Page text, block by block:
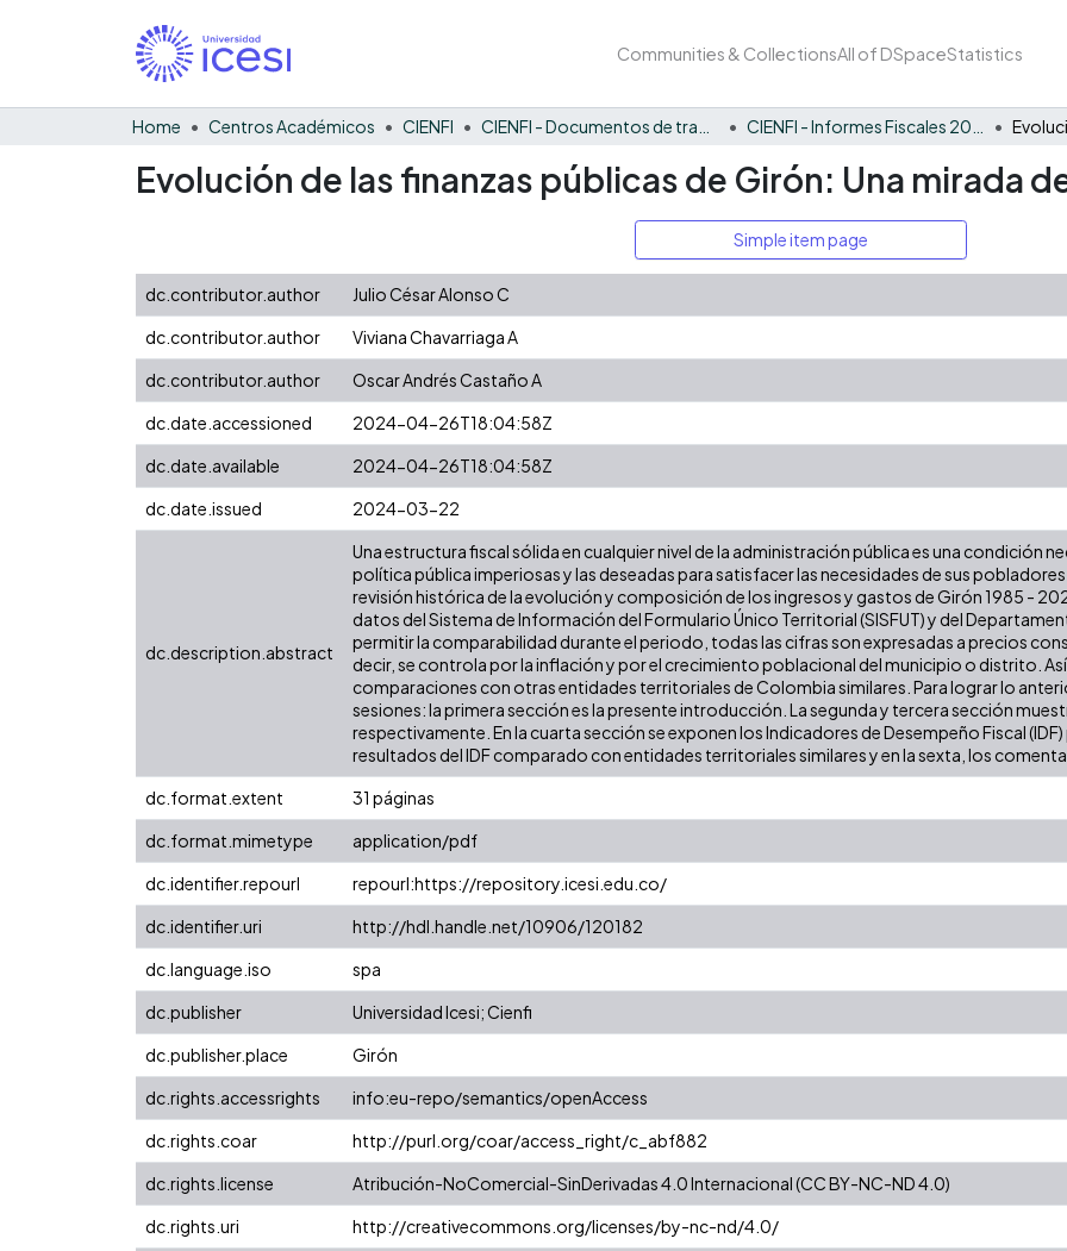
Communities & CollectionsAll of DSpaceStatistics
Home Centros Académicos CIENFI
Evolución de las finanzas públicas de Girón: Una mirada
Simple item page
dc.contributor.author
Julio César Alonso C
dc.contributor.author
Viviana Chavarriaga A
dc.contributor.author
Oscar Andrés Castaño A
dc.date.accessioned
2024-04-26T18:04:58Z
dc.date.available
2024-04-26T18:04:58Z
dc.date.issued
2024-03-22
dc.description.abstract
Una estructura fiscal sólida en cualquier nivel de la administración pública es una condición
política pública imperiosas y las deseadas para satisfacer las necesidades de sus
revisión histórica de la evolución y composición de los ingresos y gastos de Girón 1985 -
datos del Sistema de Información del Formulario Único Territorial (SISFUT) y del
permitir la comparabilidad durante el periodo, todas las cifras son expresadas a precios
decir, se controla por la inflación y por el crecimiento poblacional del municipio o distrito.
comparaciones con otras entidades territoriales de Colombia similares. Para lograr lo
sesiones: la primera sección es la presente introducción. La segunda y tercera sección
respectivamente. En la cuarta sección se exponen los Indicadores de Desempeño Fiscal
resultados del IDF comparado con entidades territoriales similares y en la sexta, los
dc.format.extent
31 páginas
dc.format.mimetype
application/pdf
dc.identifier.repourl
repourl:https://repository.icesi.edu.co/
dc.identifier.uri
http://hdl.handle.net/10906/120182
dc.language.iso
spa
dc.publisher
Universidad Icesi; Cienfi
dc.publisher.place
Girón
dc.rights.accessrights
info:eu-repo/semantics/openAccess
dc.rights.coar
http://purl.org/coar/access_right/c_abf882
dc.rights.license
Atribución-NoComercial-SinDerivadas 4.0 Internacional (CC BY-NC-ND 4.0)
dc.rights.uri
http://creativecommons.org/licenses/by-nc-nd/4.0/